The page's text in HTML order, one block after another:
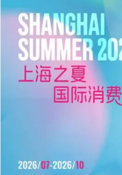
U17国足
中国女篮
百花奖开
2名小孩
美股存储
胡彦斌韩